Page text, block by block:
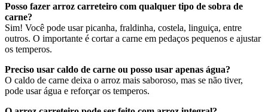
Posso fazer arroz carreteiro com qualquer tipo de sobra de
carne?
Sim! Você pode usar picanha, fraldinha, costela, linguiça, entre
outros. O importante é cortar a carne em pedaços pequenos e ajustar
os temperos.
Preciso usar caldo de carne ou posso usar apenas água?
O caldo de carne deixa o arroz mais saboroso, mas se não tiver,
pode usar água e reforçar os temperos.